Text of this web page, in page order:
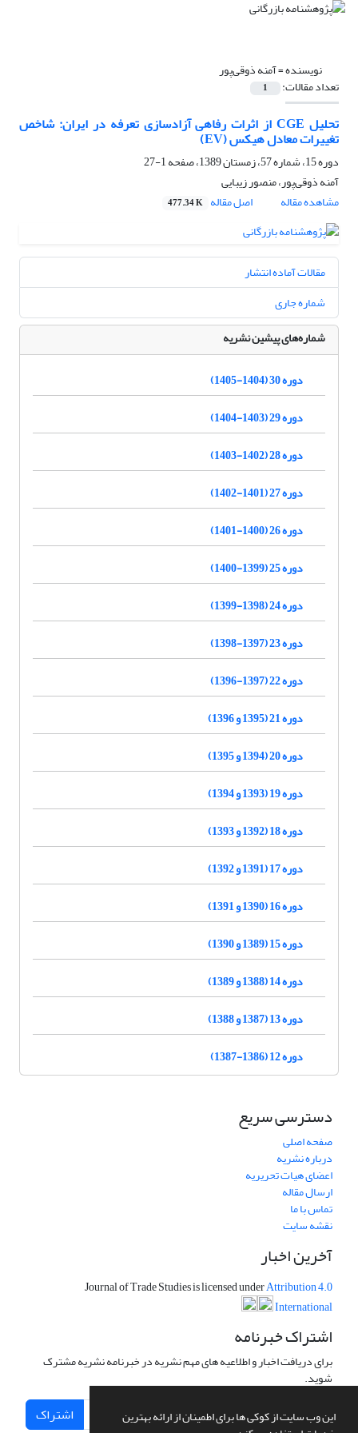
این وب سایت از کوکی ها برای اطمینان از ارائه بهترین
نویسنده =آمنه ذوقی‌پور
تعداد مقالات: 1
تحلیل CGE از اثرات رفاهی آزادسازی تعرفه در ایران: شاخص
تغییرات معادل هیکس (EV)
دوره 15، شماره 57، زمستان 1389، صفحه
1-27
آمنه ذوقی‌پور، منصور زیبایی
مشاهده مقاله
اصل مقاله 477.34 K
مقالات آماده انتشار
شماره جاری
شماره‌های پیشین نشریه
دوره 30 (1404-1405)
دوره 29 (1403-1404)
دوره 28 (1402-1403)
دوره 27 (1401-1402)
دوره 26 (1400-1401)
دوره 25 (1399-1400)
دوره 24 (1398-1399)
دوره 23 (1397-1398)
دوره 22 (1397-1396)
دوره 21 (1395 و 1396)
دوره 20 (1394 و 1395)
دوره 19 (1393 و 1394)
دوره 18 (1392 و 1393)
دوره 17 (1391 و 1392)
دوره 16 (1390 و 1391)
دوره 15 (1389 و 1390)
دوره 14 (1388 و 1389)
دوره 13 (1387 و 1388)
دوره 12 (1386-1387)
دسترسی سریع
صفحه اصلی
درباره نشریه
اعضای هیات تحریریه
ارسال مقاله
تماس با ما
نقشه سایت
آخرین اخبار
Journal of Trade Studies is licensed underAttribution 4.0
International
اشتراک خبرنامه
برای دریافت اخبار و اطلاعیه های مهم نشریه در خبرنامه نشریه مشترک
شوید.
اشتراک